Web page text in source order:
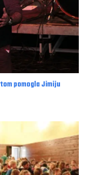
pomogla Jimiju